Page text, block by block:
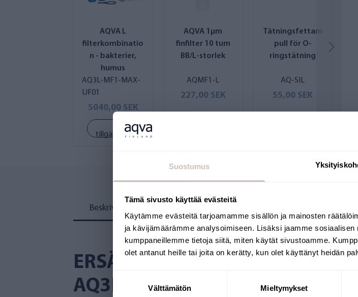
Suostumus
Tämä sivusto käyttää evästeitä
Käytämme evästeitä tarjoamamme sisällön ja mainosten
ja kävijämäärämme analysoimiseen. Lisäksi jaamme
kumppaneillemme tietoja siitä, miten käytät sivustoamme.
olet antanut heille tai joita on kerätty, kun olet käyttänyt heidän
Suostumuksen
Välttämätön Mieltymykset
AQVA L
filterkombinatio
n - bakterier,
humus
AQ3L-MF1-MAX-
UF01
5040,00 SEK
tillgänglighet
AQVA 1µm
finfilter 10 tum
BB/L-storlek
AQMF1-L
227,00 SEK
Tätningsfettam
pull för O-
ringstätning
AQ-SIL
55,00 SEK
Beskrivning
ERSÄTTNINGSFILTERPAKET
AQ3L-MF1-MAX-UF01
Välj leveransland och
Leveransland